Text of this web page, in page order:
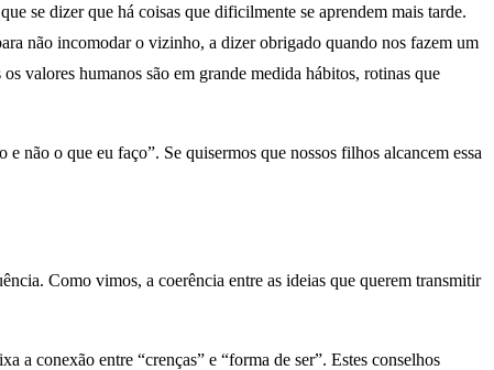
se dizer que há coisas que dificilmente se aprendem mais tarde.
não incomodar o vizinho, a dizer obrigado quando nos fazem um
valores humanos são em grande medida hábitos, rotinas que
não o que eu faço”. Se quisermos que nossos filhos alcancem essa
Como vimos, a coerência entre as ideias que querem transmitir
a conexão entre “crenças” e “forma de ser”. Estes conselhos